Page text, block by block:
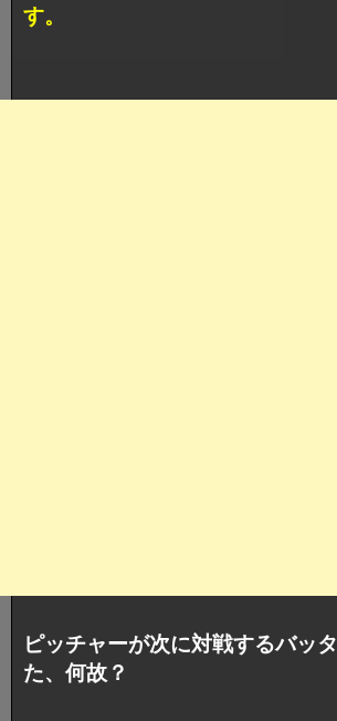
す。
ピッチャーが次に対戦するバッ
た、何故？